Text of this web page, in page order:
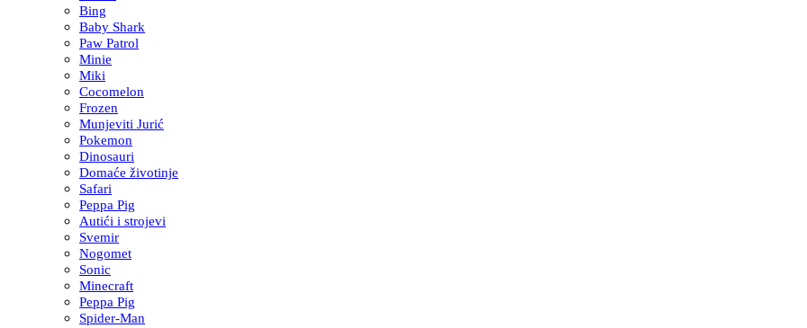
Bing
Baby Shark
Paw Patrol
Minie
Miki
Cocomelon
Frozen
Munjeviti Jurić
Pokemon
Dinosauri
Domaće životinje
Safari
Peppa Pig
Autići i strojevi
Svemir
Nogomet
Sonic
Minecraft
Peppa Pig
Spider-Man